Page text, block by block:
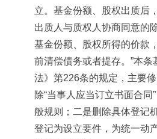
立。基金份额、股权出质后
出质人与质权人协商同意的
基金份额、股权所得的价款
前清偿债务或者提存。”本条
法》第226条的规定，主要
除“当事人应当订立书面合同
般规则；二是删除具体登记
登记为设立要件，为统一动